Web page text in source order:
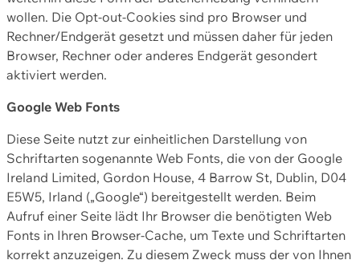
wollen. Die Opt-out-Cookies sind pro Browser und
Rechner/Endgerät gesetzt und müssen daher für jeden
Browser, Rechner oder anderes Endgerät gesondert
aktiviert werden.
Google Web Fonts
Diese Seite nutzt zur einheitlichen Darstellung von
Schriftarten sogenannte Web Fonts, die von der Google
Ireland Limited, Gordon House, 4 Barrow St, Dublin, D04
E5W5, Irland („Google“) bereitgestellt werden. Beim
Aufruf einer Seite lädt Ihr Browser die benötigten Web
Fonts in Ihren Browser-Cache, um Texte und Schriftarten
korrekt anzuzeigen. Zu diesem Zweck muss der von Ihnen